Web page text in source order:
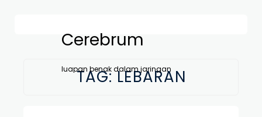
Cerebrum
luapan benak dalam jaringan
TAG:LEBARAN